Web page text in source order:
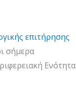
επιτήρησης
σήμερα
Ενότητα